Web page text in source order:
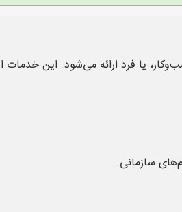
یا فرد ارائه می‌شود. این خدمات
سازمانی.